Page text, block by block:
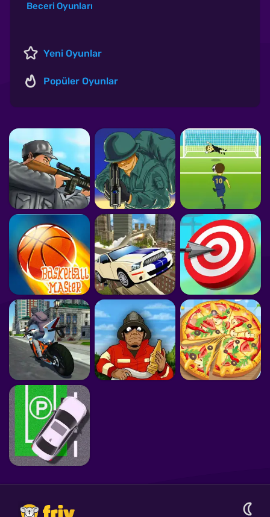
Beceri Oyunları
Yeni Oyunlar
Popüler Oyunlar